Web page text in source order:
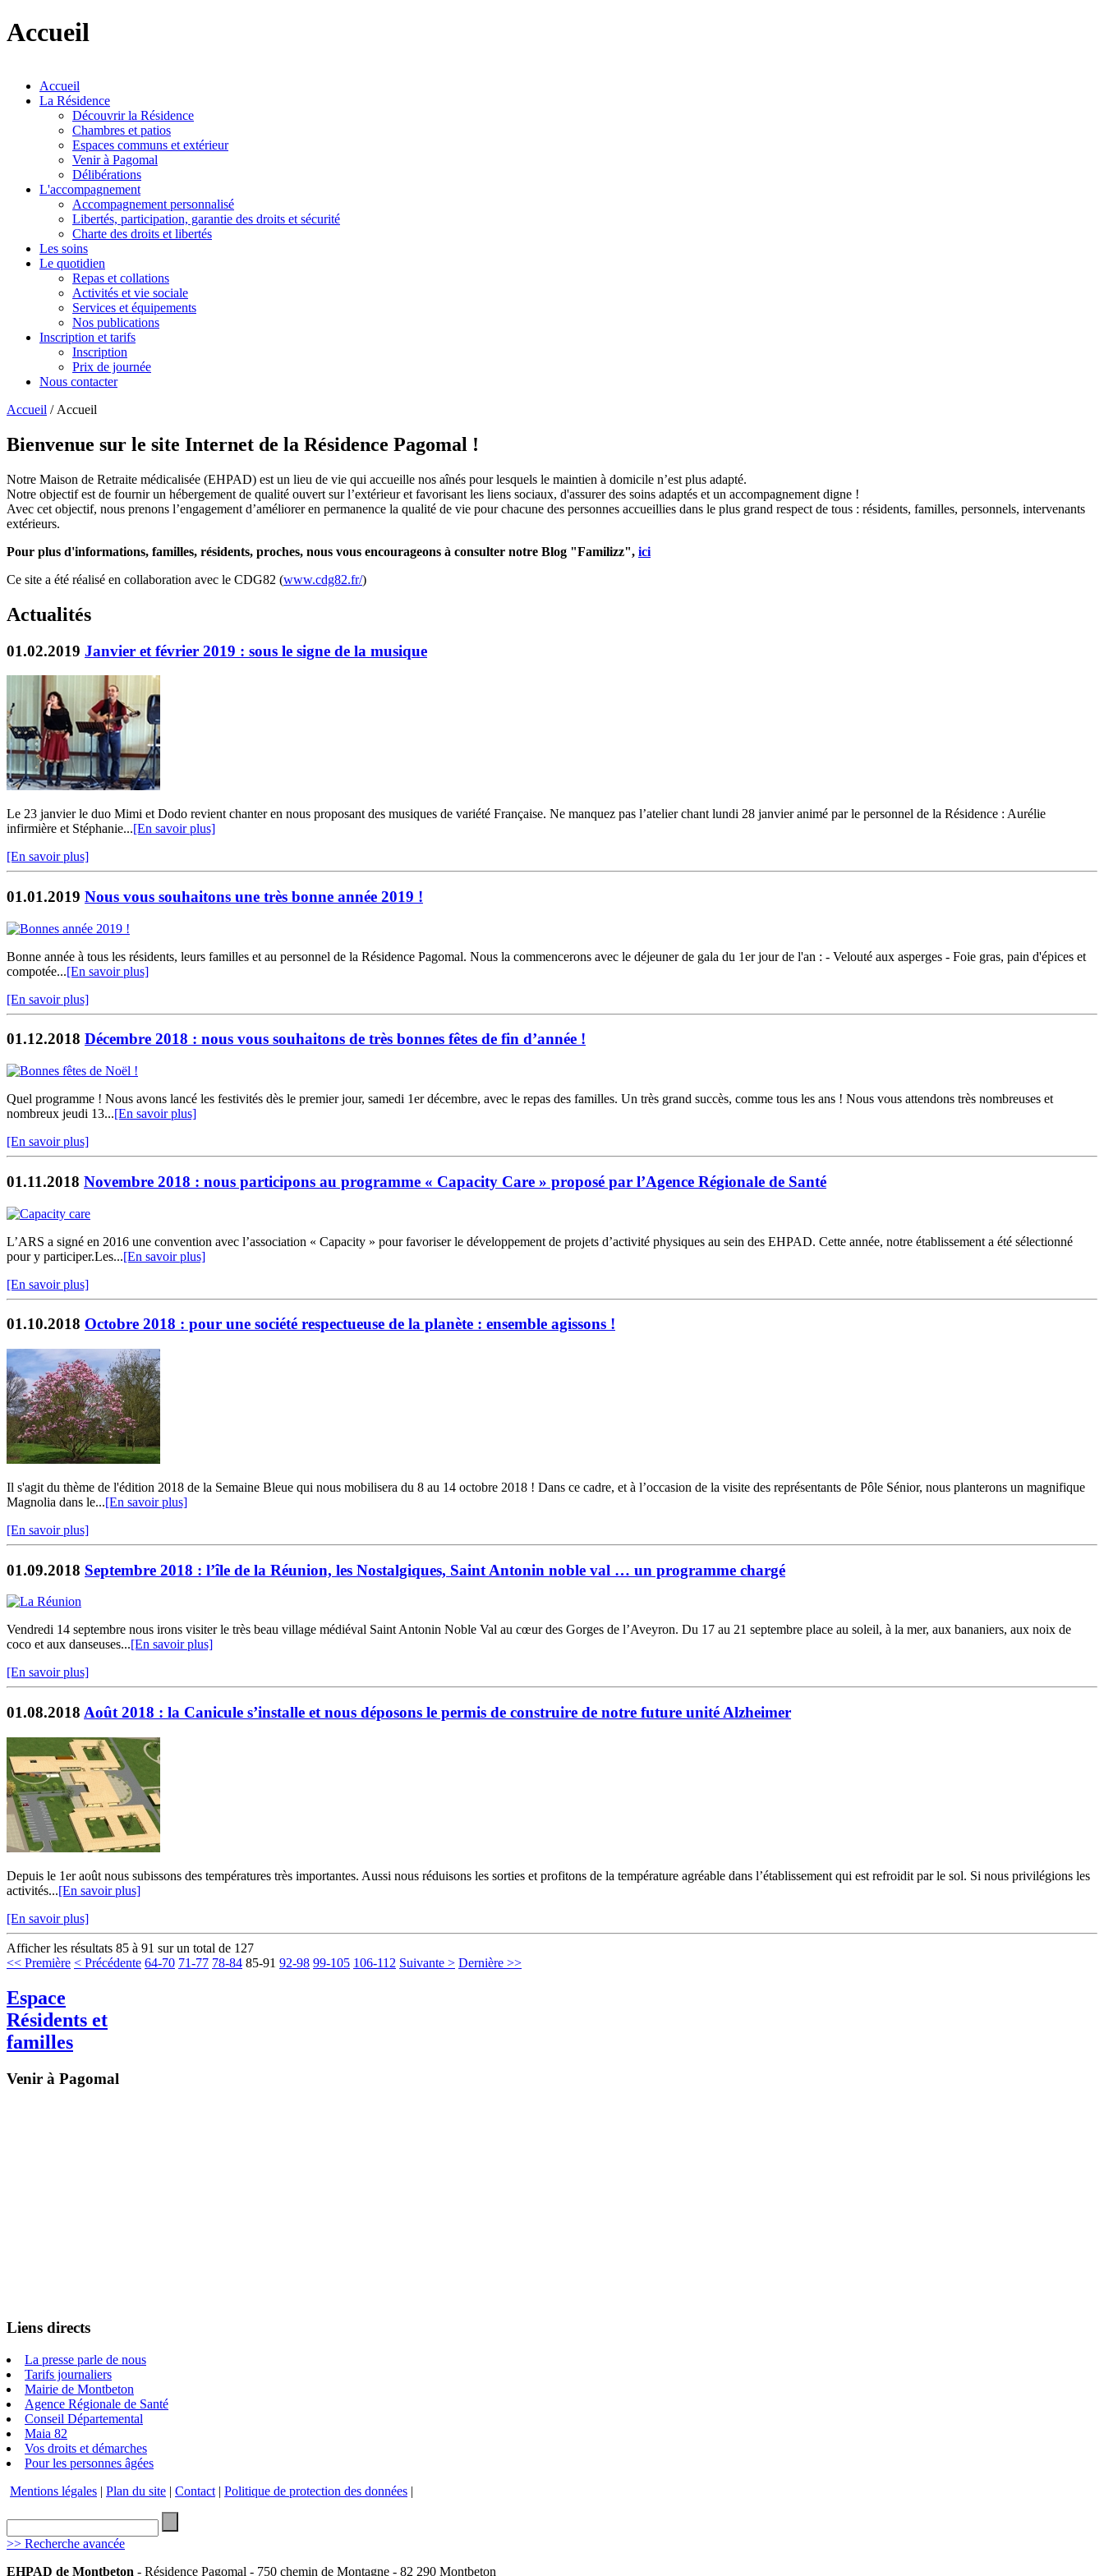
Accueil
Accueil
La Résidence
Découvrir la Résidence
Chambres et patios
Espaces communs et extérieur
Venir à Pagomal
Délibérations
L'accompagnement
Accompagnement personnalisé
Libertés, participation, garantie des droits et sécurité
Charte des droits et libertés
Les soins
Le quotidien
Repas et collations
Activités et vie sociale
Services et équipements
Nos publications
Inscription et tarifs
Inscription
Prix de journée
Nous contacter
Accueil / Accueil
Bienvenue sur le site Internet de la Résidence Pagomal !
Notre Maison de Retraite médicalisée (EHPAD) est un lieu de vie qui accueille nos aînés pour lesquels le maintien à domicile n’est plus adapté.
Notre objectif est de fournir un hébergement de qualité ouvert sur l’extérieur et favorisant les liens sociaux, d'assurer des soins adaptés et un accompagnement digne !
Avec cet objectif, nous prenons l’engagement d’améliorer en permanence la qualité de vie pour chacune des personnes accueillies dans le plus grand respect de tous : résidents, familles, personnels, intervenants
extérieurs.
Pour plus d'informations, familles, résidents, proches, nous vous encourageons à consulter notre Blog "Familizz", ici
Ce site a été réalisé en collaboration avec le CDG82 (www.cdg82.fr/)
Actualités
01.02.2019 Janvier et février 2019 : sous le signe de la musique
Le 23 janvier le duo Mimi et Dodo revient chanter en nous proposant des musiques de variété Française. Ne manquez pas l’atelier chant lundi 28 janvier animé par le personnel de la Résidence : Aurélie
infirmière et Stéphanie...[En savoir plus]
[En savoir plus]
01.01.2019 Nous vous souhaitons une très bonne année 2019 !
Bonne année à tous les résidents, leurs familles et au personnel de la Résidence Pagomal. Nous la commencerons avec le déjeuner de gala du 1er jour de l'an : - Velouté aux asperges - Foie gras, pain d'épices et
compotée...[En savoir plus]
[En savoir plus]
01.12.2018 Décembre 2018 : nous vous souhaitons de très bonnes fêtes de fin d’année !
Quel programme ! Nous avons lancé les festivités dès le premier jour, samedi 1er décembre, avec le repas des familles. Un très grand succès, comme tous les ans ! Nous vous attendons très nombreuses et
nombreux jeudi 13...[En savoir plus]
[En savoir plus]
01.11.2018 Novembre 2018 : nous participons au programme « Capacity Care » proposé par l’Agence Régionale de Santé
L’ARS a signé en 2016 une convention avec l’association « Capacity » pour favoriser le développement de projets d’activité physiques au sein des EHPAD. Cette année, notre établissement a été sélectionné
pour y participer.Les...[En savoir plus]
[En savoir plus]
01.10.2018 Octobre 2018 : pour une société respectueuse de la planète : ensemble agissons !
Il s'agit du thème de l'édition 2018 de la Semaine Bleue qui nous mobilisera du 8 au 14 octobre 2018 ! Dans ce cadre, et à l’occasion de la visite des représentants de Pôle Sénior, nous planterons un magnifique
Magnolia dans le...[En savoir plus]
[En savoir plus]
01.09.2018 Septembre 2018 : l’île de la Réunion, les Nostalgiques, Saint Antonin noble val … un programme chargé
Vendredi 14 septembre nous irons visiter le très beau village médiéval Saint Antonin Noble Val au cœur des Gorges de l’Aveyron. Du 17 au 21 septembre place au soleil, à la mer, aux bananiers, aux noix de
coco et aux danseuses...[En savoir plus]
[En savoir plus]
01.08.2018 Août 2018 : la Canicule s’installe et nous déposons le permis de construire de notre future unité Alzheimer
Depuis le 1er août nous subissons des températures très importantes. Aussi nous réduisons les sorties et profitons de la température agréable dans l’établissement qui est refroidit par le sol. Si nous privilégions les
activités...[En savoir plus]
[En savoir plus]
Afficher les résultats 85 à 91 sur un total de 127
<< Première < Précédente 64-70 71-77 78-84 85-91 92-98 99-105 106-112 Suivante > Dernière >>
Espace
Résidents et
familles
Venir à Pagomal
Liens directs
La presse parle de nous
Tarifs journaliers
Mairie de Montbeton
Agence Régionale de Santé
Conseil Départemental
Maia 82
Vos droits et démarches
Pour les personnes âgées
Mentions légales | Plan du site | Contact | Politique de protection des données |
>> Recherche avancée
EHPAD de Montbeton - Résidence Pagomal - 750 chemin de Montagne - 82 290 Montbeton